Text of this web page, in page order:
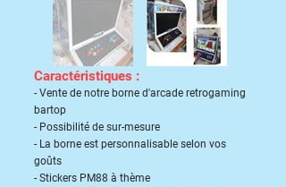
Caractéristiques :
- Vente de notre borne d'arcade retrogaming
bartop
- Possibilité de sur-mesure
- La borne est personnalisable selon vos
goûts
- Stickers PM88 à thème